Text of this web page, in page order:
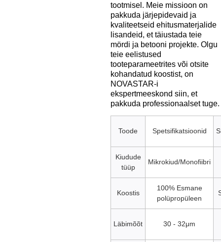
tootmisel. Meie missioon on
pakkuda järjepidevaid ja
kvaliteetseid ehitusmaterjalide
lisandeid, et täiustada teie
mördi ja betooni projekte. Olgu
teie eelistused
tooteparameetrites või otsite
kohandatud koostist, on
NOVASTAR-i
ekspertmeeskond siin, et
pakkuda professionaalset tuge.
Toode Spetsifikatsioonid
Kiudude
tüüp
Mikrokiud/Monofiibri
Koostis
100% Esmane
polüpropüleen
Läbimõõt 30 - 32μm